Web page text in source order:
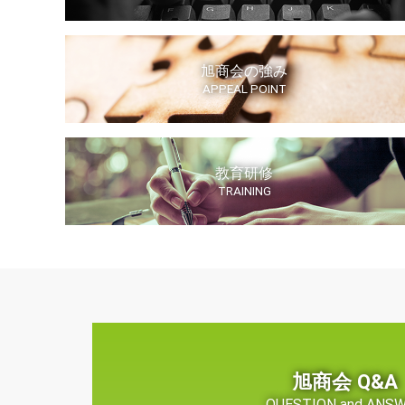
旭商会の強み
APPEAL POINT
教育研修
TRAINING
旭商会 Q&A